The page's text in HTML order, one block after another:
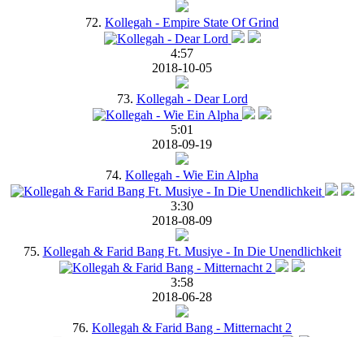
72. Kollegah - Empire State Of Grind
4:57
2018-10-05
73. Kollegah - Dear Lord
5:01
2018-09-19
74. Kollegah - Wie Ein Alpha
3:30
2018-08-09
75. Kollegah & Farid Bang Ft. Musiye - In Die Unendlichkeit
3:58
2018-06-28
76. Kollegah & Farid Bang - Mitternacht 2